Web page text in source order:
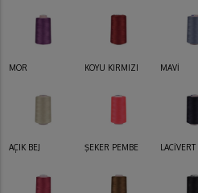
MOR KOYU KIRMIZI MAVİ
AÇIK BEJ ŞEKER PEMBE LACİVERT